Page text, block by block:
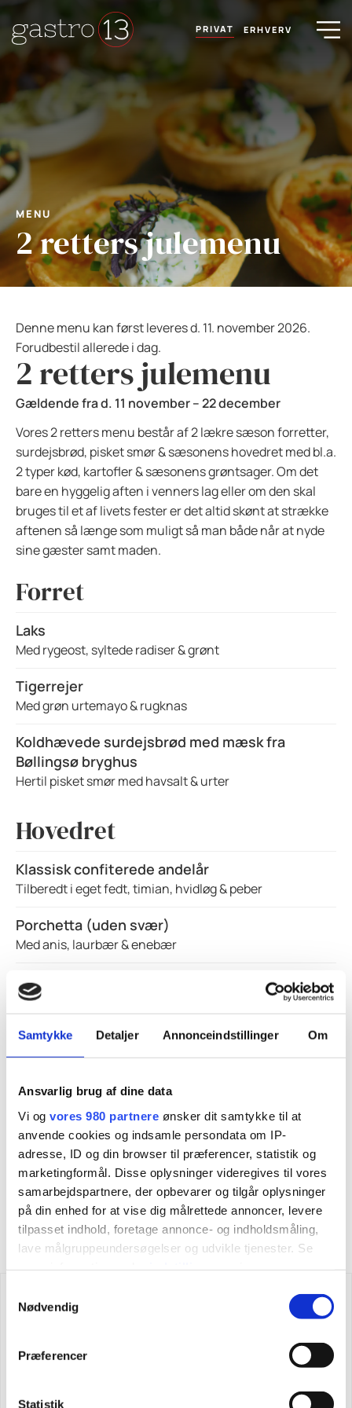
Samtykke Detaljer Annonceindstillinger Om
Ansvarlig brug af dine data
Vi og vores 980 partnere ønsker dit samtykke til at
anvende cookies og indsamle persondata om IP-
adresse, ID og din browser til præferencer, statistik og
marketingformål. Disse oplysninger videregives til vores
samarbejdspartnere, der opbevarer og tilgår oplysninger
på din enhed for at vise dig målrettede annoncer, levere
tilpasset indhold, foretage annonce- og indholdsmåling,
lave målgruppeundersøgelser og udvikle tjenester. Se
tilbage eller ændre indstillinger fra vores
"Cookiedeklaration", eller ved at trykke på "Privacy
Nødvendig
Præferencer
Statistik
PRIVAT ERHVERV
MENU
2 retters julemenu
Denne menu kan først leveres d. 11. november 2026.
Forudbestil allerede i dag.
2 retters julemenu
Gældende fra d. 11 november – 22 december
Vores 2 retters menu består af 2 lækre sæson forretter,
surdejsbrød, pisket smør & sæsonens hovedret med bl.a.
2 typer kød, kartofler & sæsonens grøntsager. Om det
bare en hyggelig aften i venners lag eller om den skal
bruges til et af livets fester er det altid skønt at strække
aftenen så længe som muligt så man både når at nyde
sine gæster samt maden.
Forret
Laks
Med rygeost, syltede radiser & grønt
Tigerrejer
Med grøn urtemayo & rugknas
Koldhævede surdejsbrød med mæsk fra
Bøllingsø bryghus
Hertil pisket smør med havsalt & urter
Hovedret
Klassisk confiterede andelår
Tilberedt i eget fedt, timian, hvidløg & peber
Porchetta (uden svær)
Med anis, laurbær & enebær
Grillet rød spidskål
Marineret med ribs & honning (skal varmes)
Pommes duchesse tærte
Med brunet smør & nødder
Årstidens salat
Med udvalg af årstidens råvarer
Kraftig rødvins-& portvinsglace
Monteret med smør
PRINT MENU
Husk at du altid kan ændre dit endelige antal indtil